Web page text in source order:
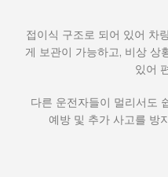
접이식 구조로 되어 있어 차
게 보관이 가능하고, 비상 상
있어
다른 운전자들이 멀리서도
예방 및 추가 사고를 방